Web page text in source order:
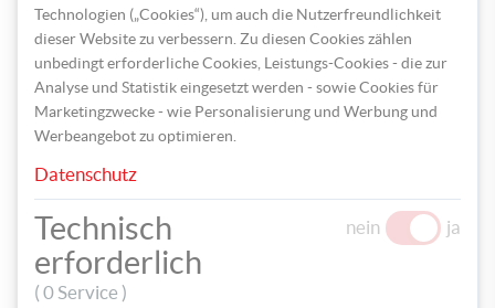
Verziere die Seitenteile mit Streifen aus Tortenspitze und
klebe eine komplette Tortenspitze auf ein Tonpapier in
beliebiger Farbe. Dieses bildet später den Boden der Torte.
Technologien („Cookies“), um auch die Nutzerfreundlichkeit
dieser Website zu verbessern. Zu diesen Cookies zählen
unbedingt erforderliche Cookies, Leistungs-Cookies - die zur
Analyse und Statistik eingesetzt werden - sowie Cookies für
Marketingzwecke - wie Personalisierung und Werbung und
Werbeangebot zu optimieren.
Datenschutz
Technisch
erforderlich
( 0 Service )
nein ja